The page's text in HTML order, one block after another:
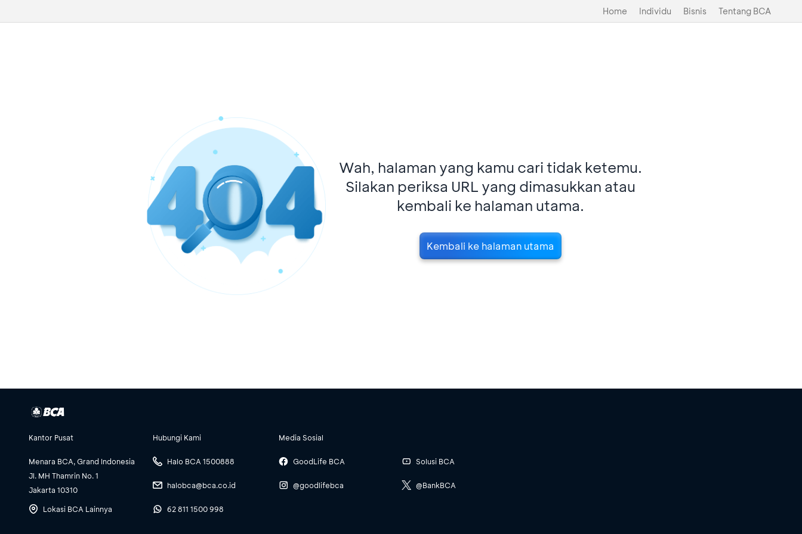
Home Individu Bisnis Tentang BCA
Wah, halaman yang kamu cari tidak ketemu.
Silakan periksa URL yang dimasukkan atau
kembali ke halaman utama.
Kembali ke halaman utama
Kantor Pusat
Menara BCA, Grand Indonesia
Jl. MH Thamrin No. 1
Jakarta 10310
Lokasi BCA Lainnya
Hubungi Kami
Halo BCA 1500888
halobca@bca.co.id
62 811 1500 998
Media Sosial
GoodLife BCA
@goodlifebca
Solusi BCA
@BankBCA